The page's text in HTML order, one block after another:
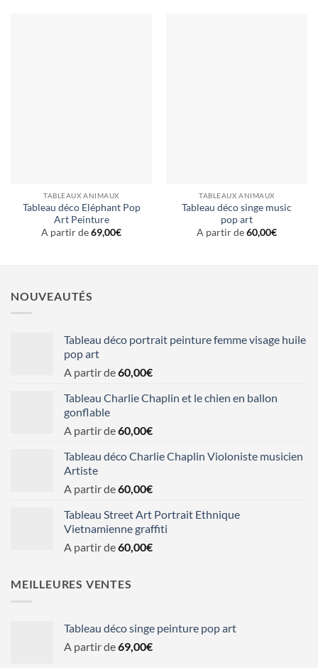
TABLEAUX ANIMAUX
Tableau déco Eléphant Pop
Art Peinture
A partir de69,00€
TABLEAUX ANIMAUX
Tableau déco singe music
pop art
A partir de60,00€
NOUVEAUTÉS
Tableau déco portrait peinture femme visage huile
pop art
A partir de60,00€
Tableau Charlie Chaplin et le chien en ballon
gonflable
A partir de60,00€
Tableau déco Charlie Chaplin Violoniste musicien
Artiste
A partir de60,00€
Tableau Street Art Portrait Ethnique
Vietnamienne graffiti
A partir de60,00€
MEILLEURES VENTES
Tableau déco singe peinture pop art
A partir de69,00€